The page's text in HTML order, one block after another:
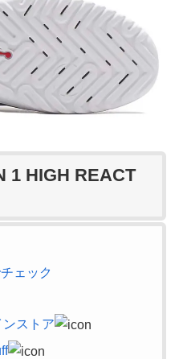
1 HIGH REACT
ェック
ンストア